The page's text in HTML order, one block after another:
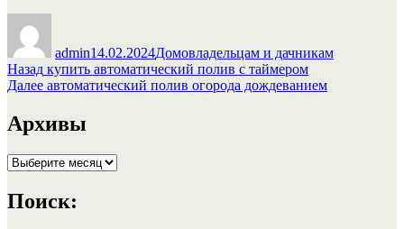
admin14.02.2024Домовладельцам и дачникам
Навигация
по
записям
Назад Предыдущая
запись:
купить автоматический полив с таймером
Далее Следующая
автоматический полив огорода дождеванием
Архивы
Архивы
Поиск: